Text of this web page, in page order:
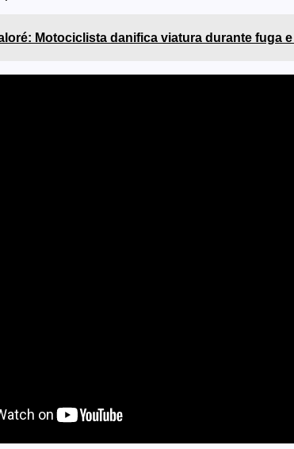
Motociclista danifica viatura durante fuga